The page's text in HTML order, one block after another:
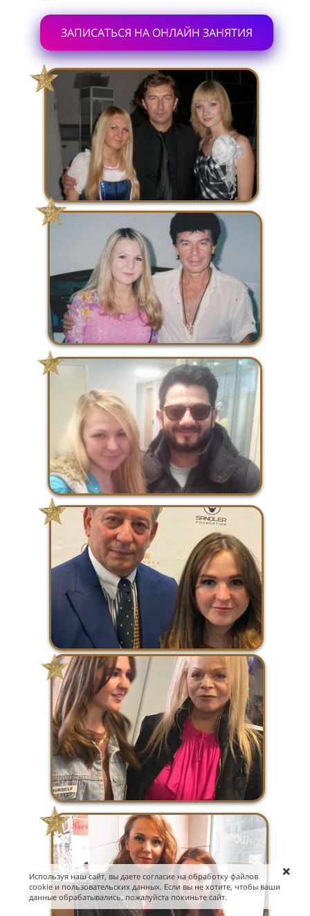
ЗАПИСАТЬСЯ НА ОНЛАЙН ЗАНЯТИЯ
Используя наш сайт, вы даете согласие на обработку файлов
cookie и пользовательских данных. Если вы не хотите, чтобы ваши
данные обрабатывались, пожалуйста покиньте сайт.